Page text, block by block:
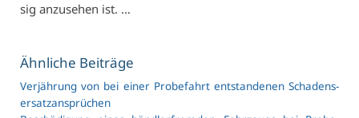
sig an­zu­se­hen ist. …
Ähn­li­che Bei­trä­ge
Ver­jäh­rung von bei ei­ner Pro­be­fahrt ent­stan­de­nen Scha­dens­
er­satz­an­sprü­chen